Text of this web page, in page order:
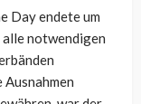
Day endete um
alle notwendigen
Ausnahmen